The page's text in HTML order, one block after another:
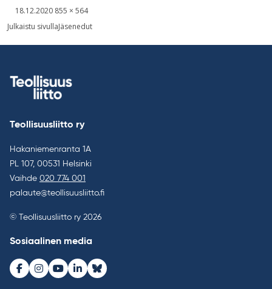
Kirjoitettu
18.12.2020 Täysikokoinen
855 × 564
Artikkelien
Julkaistu sivullaJäsenedut
Teollisuusliitto ry
Hakaniemenranta 1A
PL 107, 00531 Helsinki
Vaihde 020 774 001
palaute@teollisuusliitto.fi
© Teollisuusliitto ry 2026
Sosiaalinen media
Facebook
Instagram
Youtube
LinkedInBluesky